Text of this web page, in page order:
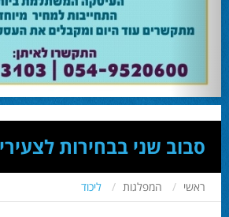
האם ההסכם של מיקי זוהר מחזק את הימין או השמאל? האם
או הדחה? ומה יחליט בעתיד המרכז? עוד שנה בחירות בליכוד
המלא - עמ' 4.
סבוב שני בבחירות
ראשי המפלגות ליכוד